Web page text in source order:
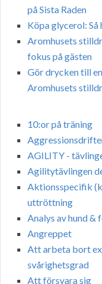
på Sista Raden
Köpa glycerol:
Aromhusets
fokus på gästen
Gör drycken till
Aromhusets
10:or på träning
AGILITY -
Agilitytävlingen
Aktionsspecifik
uttröttning
Analys av hund &
Angreppet
Att arbeta bort
svårighetsgrad
Att försvara sig